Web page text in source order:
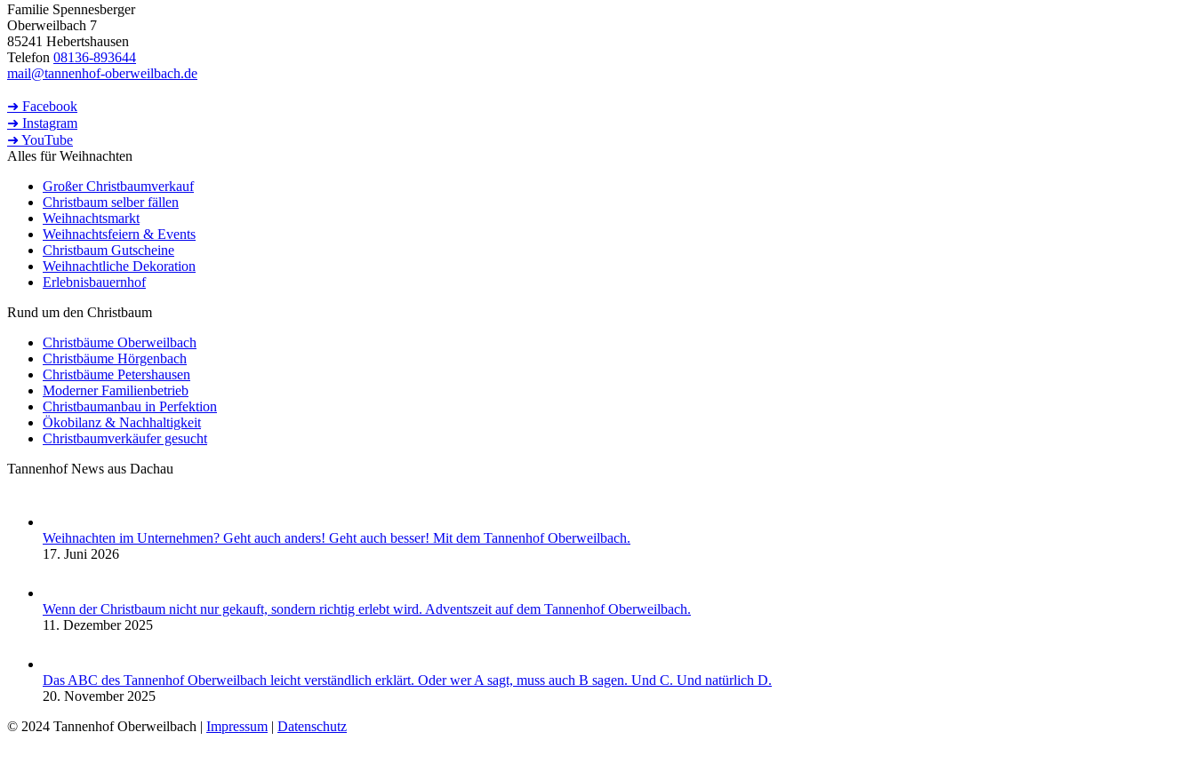
Familie Spennesberger
Oberweilbach 7
85241 Hebertshausen
Telefon 08136-893644
mail@tannenhof-oberweilbach.de
➜ Facebook
➜ Instagram
➜ YouTube
Alles für Weihnachten
Großer Christbaumverkauf
Christbaum selber fällen
Weihnachtsmarkt
Weihnachtsfeiern & Events
Christbaum Gutscheine
Weihnachtliche Dekoration
Erlebnisbauernhof
Rund um den Christbaum
Christbäume Oberweilbach
Christbäume Hörgenbach
Christbäume Petershausen
Moderner Familienbetrieb
Christbaumanbau in Perfektion
Ökobilanz & Nachhaltigkeit
Christbaumverkäufer gesucht
Tannenhof News aus Dachau
Weihnachten im Unternehmen? Geht auch anders! Geht auch besser! Mit dem Tannenhof Oberweilbach.
17. Juni 2026
Wenn der Christbaum nicht nur gekauft, sondern richtig erlebt wird. Adventszeit auf dem Tannenhof Oberweilbach.
11. Dezember 2025
Das ABC des Tannenhof Oberweilbach leicht verständlich erklärt. Oder wer A sagt, muss auch B sagen. Und C. Und natürlich D.
20. November 2025
© 2024 Tannenhof Oberweilbach | Impressum | Datenschutz